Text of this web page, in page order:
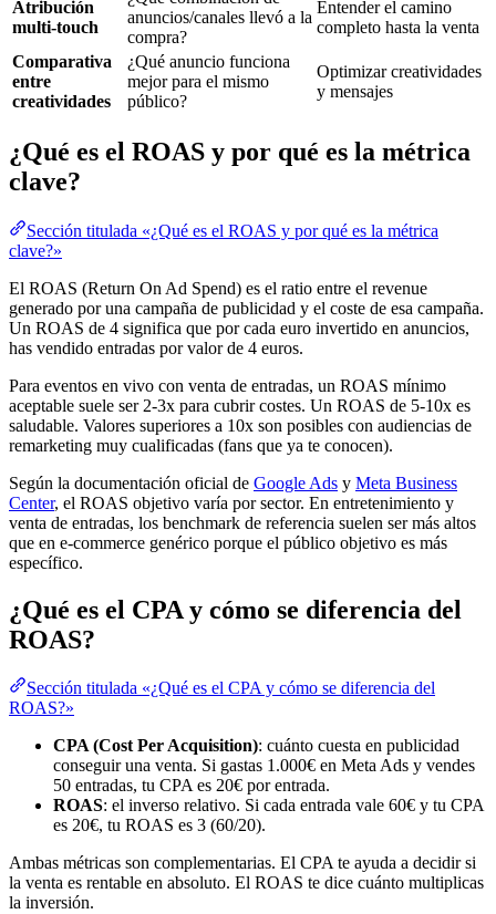
Atribución
multi-touch
anuncios/canales llevó a la
compra?
Entender el camino
completo hasta la venta
Comparativa
entre
creatividades
¿Qué anuncio funciona
mejor para el mismo
público?
Optimizar creatividades
y mensajes
¿Qué es el ROAS y por qué es la métrica
clave?
Sección titulada «¿Qué es el ROAS y por qué es la métrica
clave?»
El ROAS (Return On Ad Spend) es el ratio entre el revenue
generado por una campaña de publicidad y el coste de esa campaña.
Un ROAS de 4 significa que por cada euro invertido en anuncios,
has vendido entradas por valor de 4 euros.
Para eventos en vivo con venta de entradas, un ROAS mínimo
aceptable suele ser 2-3x para cubrir costes. Un ROAS de 5-10x es
saludable. Valores superiores a 10x son posibles con audiencias de
remarketing muy cualificadas (fans que ya te conocen).
Según la documentación oficial de Google Ads y Meta Business
Center, el ROAS objetivo varía por sector. En entretenimiento y
venta de entradas, los benchmark de referencia suelen ser más altos
que en e-commerce genérico porque el público objetivo es más
específico.
¿Qué es el CPA y cómo se diferencia del
ROAS?
Sección titulada «¿Qué es el CPA y cómo se diferencia del
ROAS?»
CPA (Cost Per Acquisition): cuánto cuesta en publicidad
conseguir una venta. Si gastas 1.000€ en Meta Ads y vendes
50 entradas, tu CPA es 20€ por entrada.
ROAS: el inverso relativo. Si cada entrada vale 60€ y tu CPA
es 20€, tu ROAS es 3 (60/20).
Ambas métricas son complementarias. El CPA te ayuda a decidir si
la venta es rentable en absoluto. El ROAS te dice cuánto multiplicas
la inversión.